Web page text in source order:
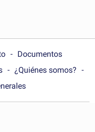
Documentos
¿Quiénes somos?